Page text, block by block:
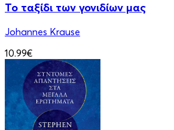
Το ταξίδι των γονιδίων μας
Johannes Krause
10.99€